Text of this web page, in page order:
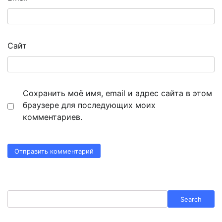
Сайт
Сохранить моё имя, email и адрес сайта в этом
браузере для последующих моих
комментариев.
Search